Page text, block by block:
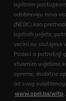
ispitnim postupkom
odobravaju nova
(NEDC) kao
ispitnih uvjeta,
većini su slučajeva
Podaci o potrošnji
stvarnim uvjetima
opreme, dodatne
od svog
www.opel.ba/wltp .